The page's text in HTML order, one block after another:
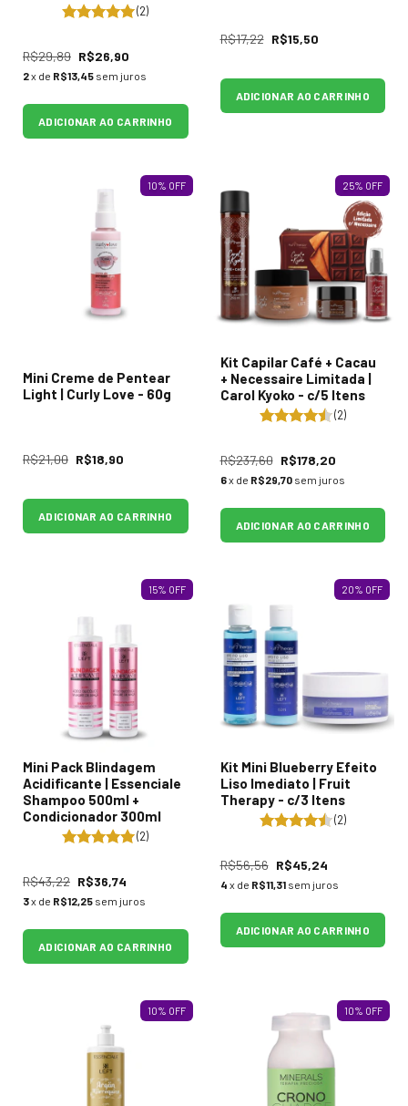
(2)
R$29,89 R$26,90
2x de R$13,45 sem juros
ADICIONAR AO CARRINHO
R$17,22 R$15,50
ADICIONAR AO CARRINHO
10% OFF
Mini Creme de Pentear
Light | Curly Love - 60g
R$21,00 R$18,90
ADICIONAR AO CARRINHO
25% OFF
Kit Capilar Café + Cacau
+ Necessaire Limitada |
Carol Kyoko - c/5 Itens
(2)
R$237,60 R$178,20
6x de R$29,70 sem juros
ADICIONAR AO CARRINHO
15% OFF
Mini Pack Blindagem
Acidificante | Essenciale
Shampoo 500ml +
Condicionador 300ml
(2)
R$43,22 R$36,74
3x de R$12,25 sem juros
ADICIONAR AO CARRINHO
20% OFF
Kit Mini Blueberry Efeito
Liso Imediato | Fruit
Therapy - c/3 Itens
(2)
R$56,56 R$45,24
4 x de R$11,31 sem juros
ADICIONAR AO CARRINHO
10% OFF 10% OFF